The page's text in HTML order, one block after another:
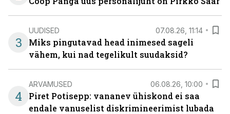
3
UUDISED 07.08.26, 11:14
Miks pingutavad head inimesed sageli
vähem, kui nad tegelikult suudaksid?
4
ARVAMUSED 06.08.26, 10:00
Piret Potisepp: vananev ühiskond ei saa
endale vanuselist diskrimineerimist lubada